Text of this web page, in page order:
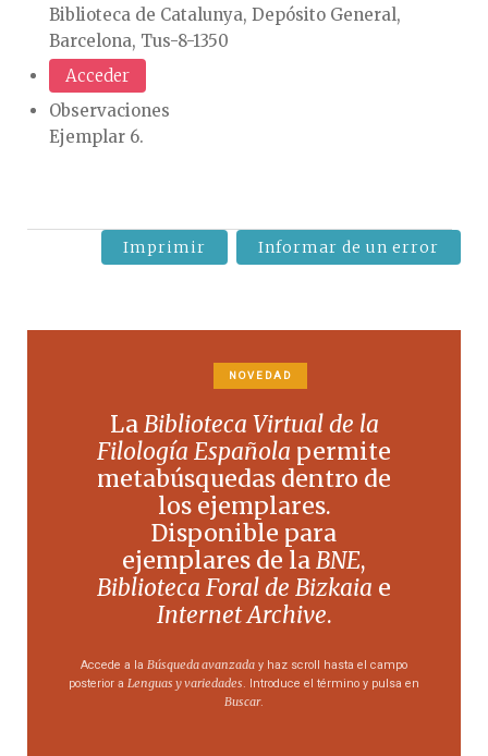
Biblioteca de Catalunya, Depósito General,
Barcelona, Tus-8-1350
Acceder
Observaciones
Ejemplar 6.
Imprimir Informar de un error
NOVEDAD
LaBiblioteca Virtual de la
Filología Española permite
metabúsquedas dentro de
los ejemplares.
Disponible para
ejemplares de laBNE,
Biblioteca Foral de Bizkaia e
Internet Archive.
Accede a la Búsqueda avanzada y haz scroll hasta el campo
posterior a Lenguas y variedades . Introduce el término y pulsa en
Buscar.